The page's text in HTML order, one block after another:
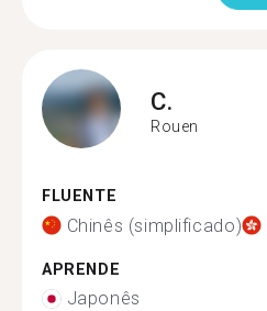
C.
Rouen
FLUENTE
Chinês (simplificado)
APRENDE
Japonês